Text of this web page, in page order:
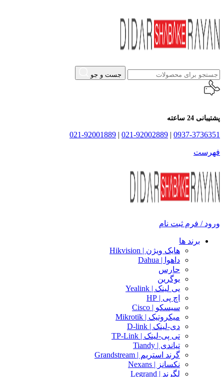
جست و جو
پشتیبانی 24 ساعته
0937-3736351
|
021-92002889
|
021-92001889
فهرست
ورود / فرم ثبت نام
برند ها
هایک ویژن | Hikvision
داهوا | Dahua
حارس
یوگرین
یی لینک | Yealink
اچ پی | HP
سیسکو | Cisco
میکروتیک | Mikrotik
دی-لینک | D-link
تی پی-لینک | TP-Link
تیاندی | Tiandy
گرند استریم | Grandstream
نکسانز | Nexans
لگرند | Legrand